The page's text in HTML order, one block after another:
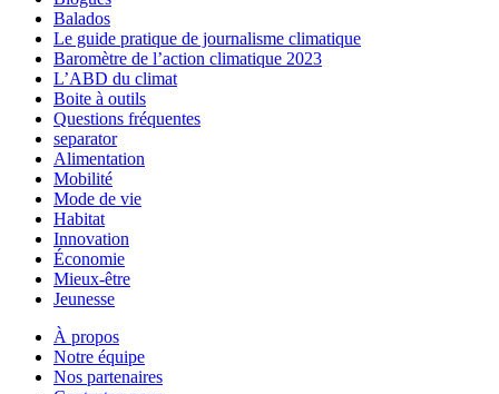
Balados
Le guide pratique de journalisme climatique
Baromètre de l’action climatique 2023
L’ABD du climat
Boite à outils
Questions fréquentes
separator
Alimentation
Mobilité
Mode de vie
Habitat
Innovation
Économie
Mieux-être
Jeunesse
À propos
Notre équipe
Nos partenaires